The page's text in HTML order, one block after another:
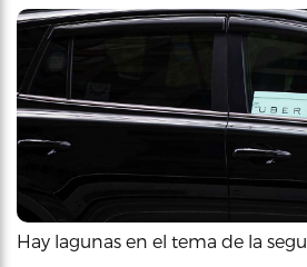
Hay lagunas en el tema de la